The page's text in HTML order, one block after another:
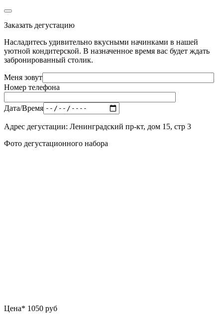
Заказать дегустацию
Насладитесь удивительно вкусными начинками в нашей
уютной кондитерской. В назначенное время вас будет ждать
забронированный столик.
Меня зовут
Номер телефона
Дата/Время
Адрес дегустации: Ленинградский пр-кт, дом 15, стр 3
Фото дегустационного набора
Цена* 1050 руб